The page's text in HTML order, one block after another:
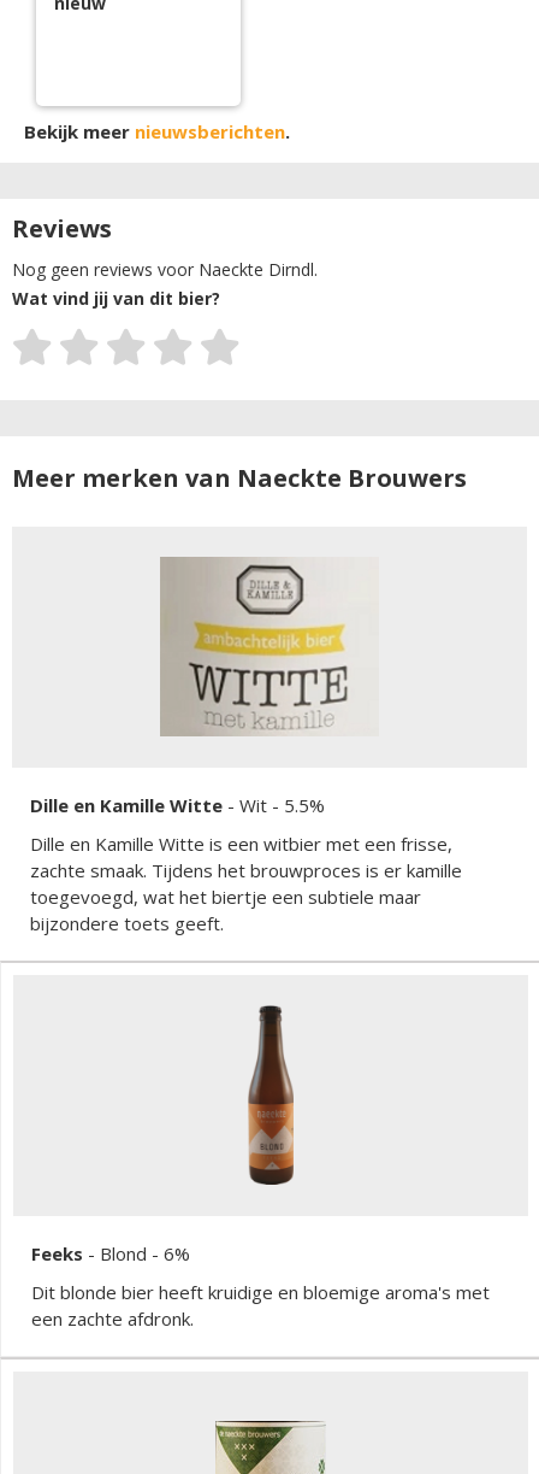
Bekijk meer nieuwsberichten.
Reviews
Nog geen reviews voor Naeckte Dirndl.
Wat vind jij van dit bier?
Meer merken van Naeckte Brouwers
Dille en Kamille Witte - Wit - 5.5%
Dille en Kamille Witte is een witbier met een frisse,
zachte smaak. Tijdens het brouwproces is er kamille
toegevoegd, wat het biertje een subtiele maar
bijzondere toets geeft.
Feeks - Blond - 6%
Dit blonde bier heeft kruidige en bloemige aroma's met
een zachte afdronk.